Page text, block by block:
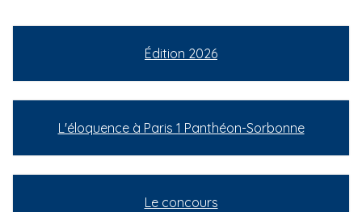
Édition 2026
L'éloquence à Paris 1 Panthéon-Sorbonne
Le concours